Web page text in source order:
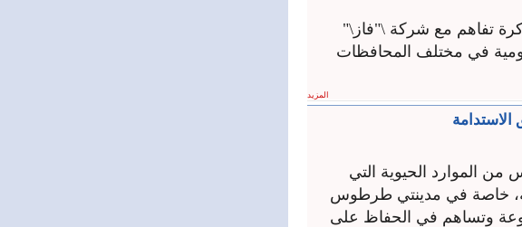
للحبوب اليوم، الثلاثاء 12 أيار، مذكرة تفاهم مع شركة \"فاز\"
في مختلف المحافظات
المزيد
الموارد الحيوية التي
خاصة في مدينتي طرطوس
وتساهم في الحفاظ على